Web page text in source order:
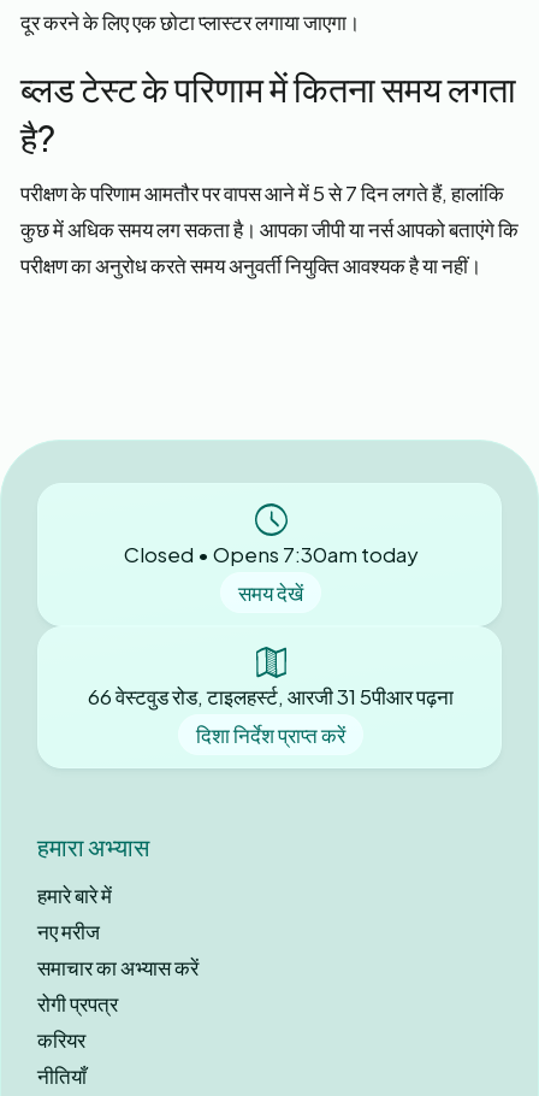
दूर करने के लिए एक छोटा प्लास्टर लगाया जाएगा।
ब्लड टेस्ट के परिणाम में कितना समय लगता
है?
परीक्षण के परिणाम आमतौर पर वापस आने में 5 से 7 दिन लगते हैं, हालांकि
कुछ में अधिक समय लग सकता है। आपका जीपी या नर्स आपको बताएंगे कि
परीक्षण का अनुरोध करते समय अनुवर्ती नियुक्ति आवश्यक है या नहीं।
Closed • Opens 7:30am today
समय देखें
66 वेस्टवुड रोड, टाइलहर्स्ट, आरजी 31 5पीआर पढ़ना
दिशा निर्देश प्राप्त करें
हमारा अभ्यास
हमारे बारे में
नए मरीज
समाचार का अभ्यास करें
रोगी प्रपत्र
करियर
नीतियाँ